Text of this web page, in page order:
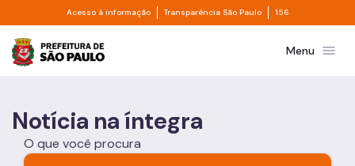
Pular para o Conteúdo principal
Acesso à informação Divisor de acesso à informação
Transparência São Paulo Divisor de
156
Prefeitura de São PauloMenu menu
Notícia na íntegra
O que você procura